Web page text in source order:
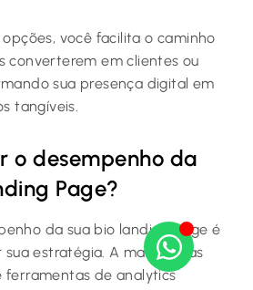
você facilita o caminho
converterem em clientes ou
sua presença digital em
tangíveis.
o desempenho da
Page?
da sua bio landing page é
estratégia. A maioria das
ferramentas de analytics